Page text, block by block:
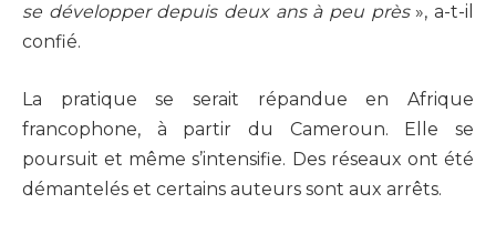
se développer depuis deux ans à peu près», a-t-il
confié.
La pratique se serait répandue en Afrique
francophone, à partir du Cameroun. Elle se
poursuit et même s’intensifie. Des réseaux ont été
démantelés et certains auteurs sont aux arrêts.